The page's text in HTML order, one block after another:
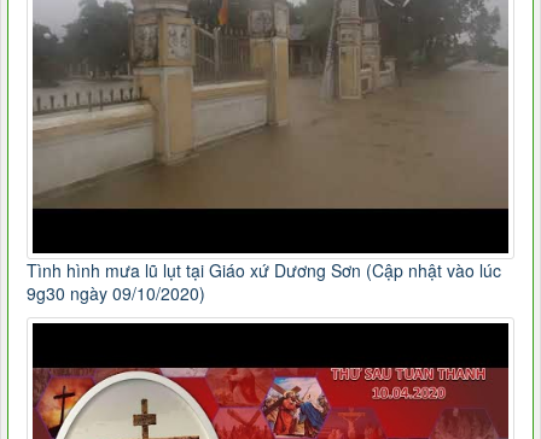
Tình hình mưa lũ lụt tại Giáo xứ Dương Sơn (Cập nhật vào lúc
9g30 ngày 09/10/2020)